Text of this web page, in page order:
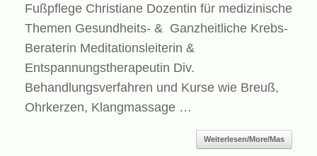
Fußpflege Christiane Dozentin für medizinische
Themen Gesundheits- & Ganzheitliche Krebs-
Beraterin Meditationsleiterin &
Entspannungstherapeutin Div.
Behandlungsverfahren und Kurse wie Breuß,
Ohrkerzen, Klangmassage …
Weiterlesen/More/Mas